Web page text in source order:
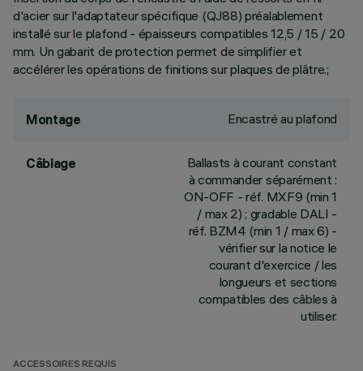
d'acier sur l'adaptateur spécifique (QJ88) préalablement
installé sur le plafond - épaisseurs compatibles 12,5 / 15 / 20
mm. Un gabarit de protection permet de simplifier et
accélérer les opérations de finitions sur plaques de plâtre.;
Montage Encastré au plafond
Câblage
Ballasts à courant constant
à commander séparément :
ON-OFF - réf. MXF9 (min 1
/ max 2) ; gradable DALI -
réf. BZM4 (min 1 / max 6) -
vérifier sur la notice le
courant d'exercice / les
longueurs et sections
compatibles des câbles à
utiliser.
ACCESSOIRES REQUIS